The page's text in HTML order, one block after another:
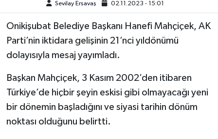
Sevilay Ersavaş 02.11.2023 - 15:01
Onikişubat Belediye Başkanı Hanefi Mahçiçek, AK
Parti’nin iktidara gelişinin 21’nci yıldönümü
dolayısıyla mesaj yayımladı.
Başkan Mahçiçek, 3 Kasım 2002’den itibaren
Türkiye’de hiçbir şeyin eskisi gibi olmayacağı yeni
bir dönemin başladığını ve siyasi tarihin dönüm
noktası olduğunu belirtti.
YAŞAM
KÜLTÜR SANAT